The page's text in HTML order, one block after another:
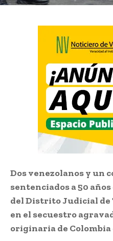
Dos venezolanos y un
sentenciados a 50
del Distrito Judicial de
en el secuestro
originaria de Colombia